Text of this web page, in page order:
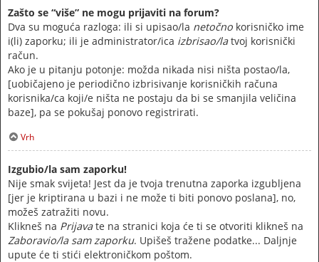
Zašto se “više” ne mogu prijaviti na forum?
Dva su moguća razloga: ili si upisao/la netočno korisničko ime
i(li) zaporku; ili je administrator/ica izbrisao/latvoj korisnički
račun.
Ako je u pitanju potonje: možda nikada nisi ništa postao/la,
[uobičajeno je periodično izbrisivanje korisničkih računa
korisnika/ca koji/e ništa ne postaju da bi se smanjila veličina
baze], pa se pokušaj ponovo registrirati.
Vrh
Izgubio/la sam zaporku!
Nije smak svijeta! Jest da je tvoja trenutna zaporka izgubljena
[jer je kriptirana u bazi i ne može ti biti ponovo poslana], no,
možeš zatražiti novu.
Klikneš na Prijavate na stranici koja će ti se otvoriti klikneš na
Zaboravio/la sam zaporku. Upišeš tražene podatke... Daljnje
upute će ti stići elektroničkom poštom.